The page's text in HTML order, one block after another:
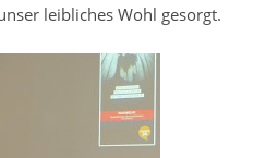
leibliches Wohl gesorgt.